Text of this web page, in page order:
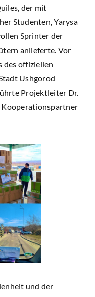
der mit
Studenten, Yarysa
Sprinter der
anlieferte. Vor
des offiziellen
Ushgorod
Projektleiter Dr.
Kooperationspartner
und der